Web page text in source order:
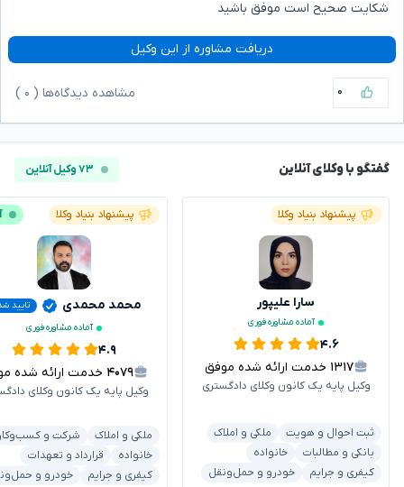
شکایت صحیح است موفق باشید
دریافت مشاوره از این وکیل
۰ مشاهده دیدگاه‌ها ( ۰
گفتگو با وکلای آنلاین ۷۳ وکیل آنلاین
پیشنهاد بنیاد وکلا
سارا علیپور
آماده مشاوره فوری
۴.۶
۱۳۱۷ خدمت ارائه شده موفق
وکیل پایه یک کانون وکلای دادگستری
ثبت احوال و هویت
ملکی و املاک
بانکی و مطالبات
خانواده
کیفری و جرایم
خودرو و حمل‌ونقل
پیشنهاد بنیاد وکلا
محمد محمدی
تایید
آماده مشاوره فوری
۴.۹
۴۰۷۹ خدمت ارائه شده موفق
وکیل پایه یک کانون وکلای
ملکی و املاک
شرکت و
خانواده
قرارداد و تعهدات
کیفری و جرایم
خودرو و